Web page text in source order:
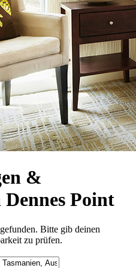
&
Point
Bitte gib deinen
zu prüfen.